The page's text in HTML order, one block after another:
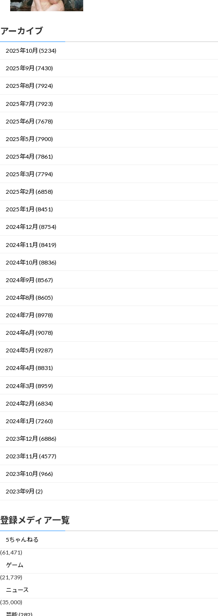
アーカイブ
2025年10月 (5234)
2025年9月 (7430)
2025年8月 (7924)
2025年7月 (7923)
2025年6月 (7678)
2025年5月 (7900)
2025年4月 (7861)
2025年3月 (7794)
2025年2月 (6858)
2025年1月 (8451)
2024年12月 (8754)
2024年11月 (8419)
2024年10月 (8836)
2024年9月 (8567)
2024年8月 (8605)
2024年7月 (8978)
2024年6月 (9078)
2024年5月 (9287)
2024年4月 (8831)
2024年3月 (8959)
2024年2月 (6834)
2024年1月 (7260)
2023年12月 (6886)
2023年11月 (4577)
2023年10月 (966)
2023年9月 (2)
登録メディア一覧
5ちゃんねる
(61,471)
ゲーム
(21,739)
ニュース
(35,000)